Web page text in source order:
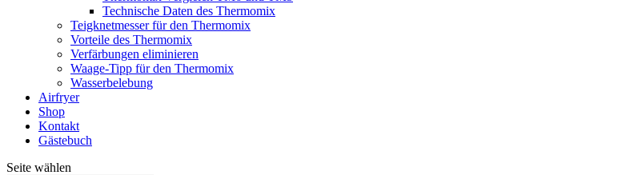
Technische Daten des Thermomix
Teigknetmesser für den Thermomix
Vorteile des Thermomix
Verfärbungen eliminieren
Waage-Tipp für den Thermomix
Wasserbelebung
Airfryer
Shop
Kontakt
Gästebuch
Seite wählen